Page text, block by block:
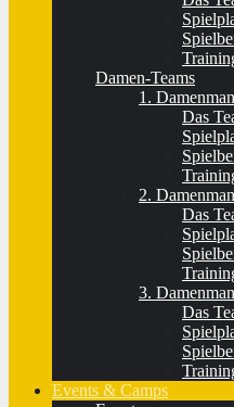
Damen-Teams
1.
Das
2.
Das
3.
Das
Events & Camps